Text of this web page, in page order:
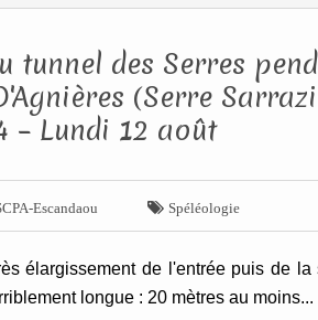
tunnel des Serres
(Serre
– Lundi 12 août
Escandaou  Spéléologie
élargissement de l'entrée puis de la
longue : 20 mètres au moins...